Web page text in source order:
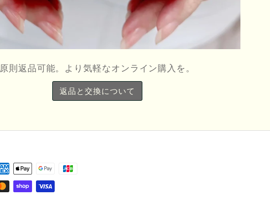
原則返品可能。より気軽なオンライン購入を。
返品と交換について